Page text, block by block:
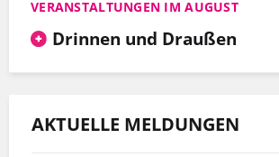
VERANSTALTUNGEN IM AUGUST
Drinnen und Draußen
AKTUELLE MELDUNGEN